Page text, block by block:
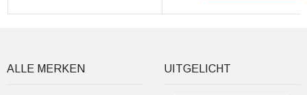
ALLE MERKEN UITGELICHT